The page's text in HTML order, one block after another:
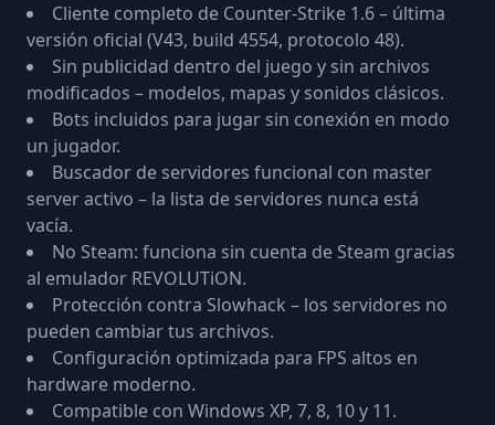
Cliente completo de Counter-Strike 1.6 – última
versión oficial (V43, build 4554, protocolo 48).
Sin publicidad dentro del juego y sin archivos
modificados – modelos, mapas y sonidos clásicos.
Bots incluidos para jugar sin conexión en modo
un jugador.
Buscador de servidores funcional con master
server activo – la lista de servidores nunca está
vacía.
No Steam: funciona sin cuenta de Steam gracias
al emulador REVOLUTiON.
Protección contra Slowhack – los servidores no
pueden cambiar tus archivos.
Configuración optimizada para FPS altos en
hardware moderno.
Compatible con Windows XP, 7, 8, 10 y 11.